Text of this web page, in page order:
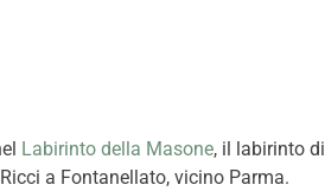
Labirinto della Masone, il labirinto di
a Fontanellato, vicino Parma.